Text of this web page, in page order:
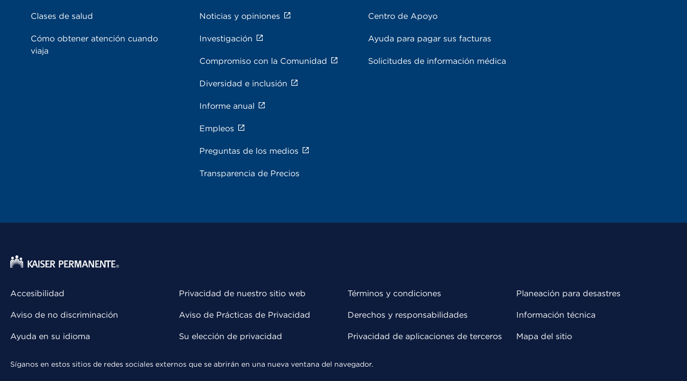
Clases de salud
Cómo obtener atención cuando
viaja
Noticias y opiniones
Investigación
Compromiso con la Comunidad
Diversidad e inclusión
Informe anual
Empleos
Preguntas de los medios
Transparencia de Precios
Centro de Apoyo
Ayuda para pagar sus facturas
Solicitudes de información médica
Accesibilidad
Aviso de no discriminación
Ayuda en su idioma
Privacidad de nuestro sitio web
Aviso de Prácticas de Privacidad
Su elección de privacidad
Términos y condiciones
Derechos y responsabilidades
Privacidad de aplicaciones de terceros
Planeación para desastres
Información técnica
Mapa del sitio
Síganos en estos sitios de redes sociales externos que se abrirán en una nueva ventana del navegador.